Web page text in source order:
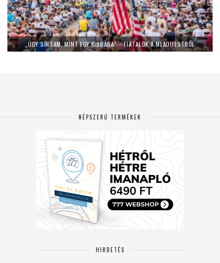
„ÚGY SÍRTAM, MINT EGY KISBABA” – FIATALOK A MLADIFESTRŐL
NÉPSZERŰ TERMÉKEK
HIRDETÉS